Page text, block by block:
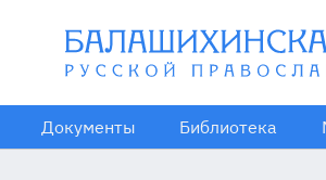
Документы Библиотека